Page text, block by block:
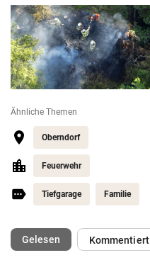
Ähnliche Themen
Oberndorf
Feuerwehr
Tiefgarage Familie
Gelesen(ausgewählt)Kommentiert